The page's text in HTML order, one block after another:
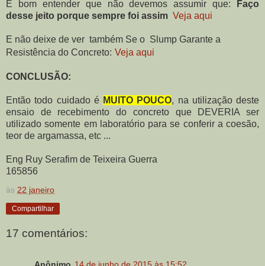
É bom entender que não devemos assumir que: Faço
desse jeito porque sempre foi assim Veja aqui
E não deixe de ver também Se o Slump Garante a
Resistência do Concreto: Veja aqui
CONCLUSÃO:
Então todo cuidado é MUITO POUCO, na utilização deste
ensaio de recebimento do concreto que DEVERIA ser
utilizado somente em laboratório para se conferir a coesão,
teor de argamassa, etc ...
Eng Ruy Serafim de Teixeira Guerra
165856
às 22 janeiro
Compartilhar
17 comentários: